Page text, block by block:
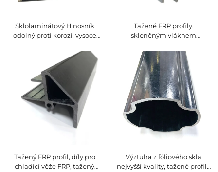
Sklolaminátový H nosník
odolný proti korozi, vysoce
tažený I nosník
Tažené FRP profily,
skleněným vláknem
úhelník pro průmyslové
chladicí věže, profil ze
sklolaminátu
Tažený FRP profil, díly pro
chladicí věže FRP, tažený
Výztuha z fóliového skla
nejvyšší kvality, tažené profily